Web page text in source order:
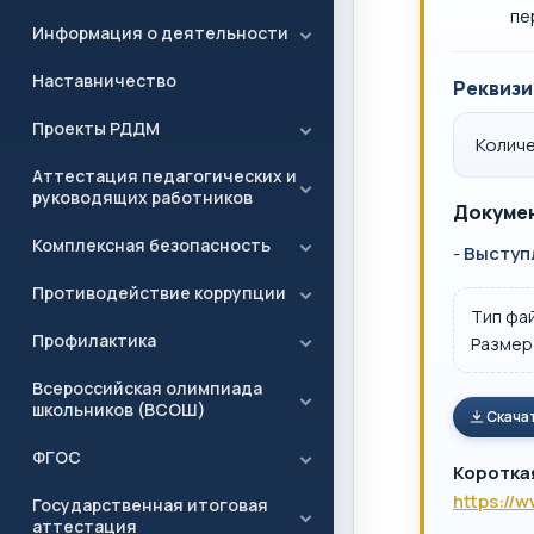
Информация о деятельности
Наставничество
Проекты РДДМ
Аттестация педагогических и
руководящих работников
Комплексная безопасность
Противодействие коррупции
Профилактика
Всероссийская олимпиада
школьников (ВСОШ)
ФГОС
Государственная итоговая
аттестация
-
Тип
https://